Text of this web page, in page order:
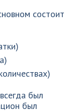
состоит
был
был